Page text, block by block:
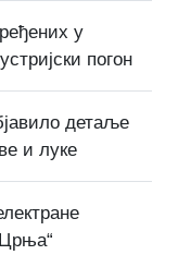
у
погон
детаље
и луке